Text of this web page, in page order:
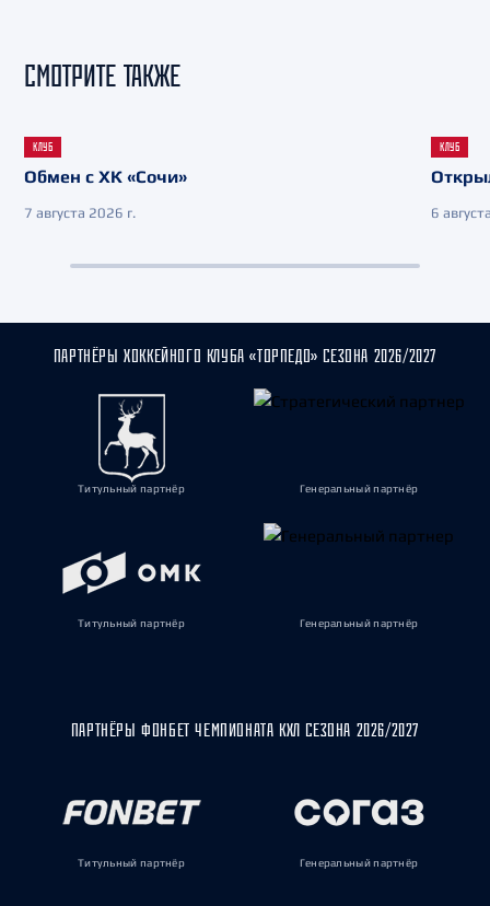
СМОТРИТЕ ТАКЖЕ
КЛУБ
Обмен с ХК «Сочи»
7 августа 2026 г.
КЛУБ
6
ПАРТНЁРЫ ХОККЕЙНОГО КЛУБА «ТОРПЕДО» СЕЗОНА 2026/2027
Титульный партнёр Генеральный партнёр
Титульный партнёр Генеральный партнёр
ПАРТНЁРЫ ФОНБЕТ ЧЕМПИОНАТА КХЛ СЕЗОНА 2026/2027
Титульный партнёр Генеральный партнёр